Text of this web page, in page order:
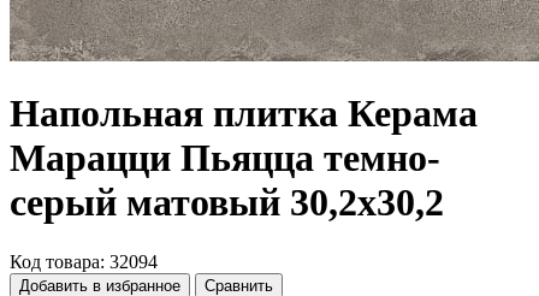
Напольная плитка Керама
Марацци Пьяцца темно-
серый матовый 30,2x30,2
Код товара: 32094
Добавить в избранное Сравнить